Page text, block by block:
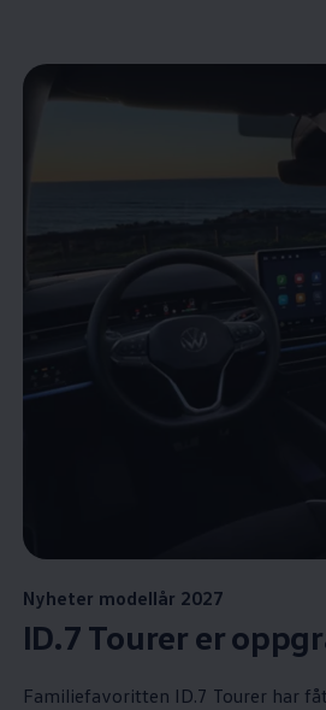
Nyheter modellår 2027
ID.7 Tourer er
Familiefavoritten ID.7 Tourer har